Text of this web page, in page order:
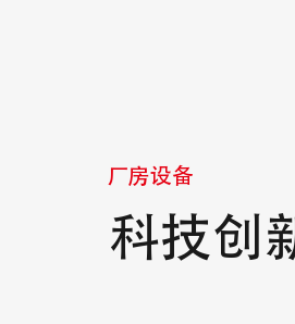
厂房设备
科技创